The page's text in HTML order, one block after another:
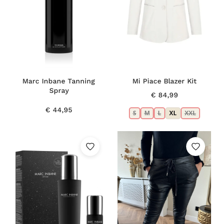
Marc Inbane Tanning
Spray
€ 44,95
Mi Piace Blazer Kit
€ 84,99
S M L XL XXL